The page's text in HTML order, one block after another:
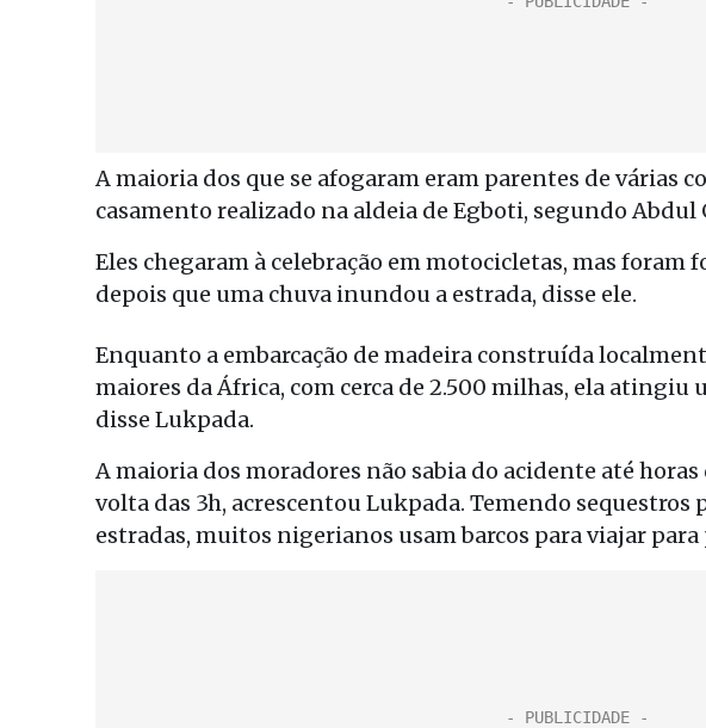
A maioria dos que se afogaram eram parentes de várias
casamento realizado na aldeia de Egboti, segundo Abdul
Eles chegaram à celebração em motocicletas, mas foram
depois que uma chuva inundou a estrada, disse ele.
Enquanto a embarcação de madeira construída
maiores da África, com cerca de 2.500 milhas, ela atingiu
disse Lukpada.
A maioria dos moradores não sabia do acidente até
volta das 3h, acrescentou Lukpada. Temendo sequestros
estradas, muitos nigerianos usam barcos para viajar